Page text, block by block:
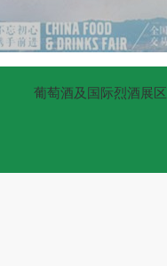
葡萄酒及国际烈酒展区